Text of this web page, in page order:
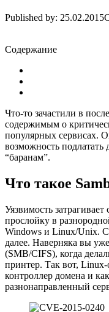
Published by: 25.02.2015
Содержание
Что-то зачастили в
содержимым о
популярных сервисах.
возможность
“баранам”.
Что такое
Уязвимость
прослойку в
Windows и Linux/Unix.
далее. Наверняка вы
(SMB/CIFS), когда
принтер. Так вот,
контроллер домена и
разнонаправленный